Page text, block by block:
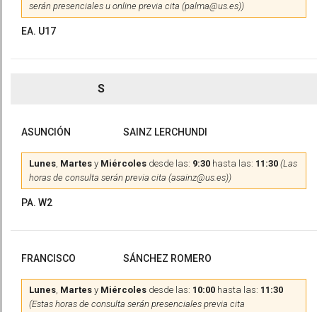
serán presenciales u online previa cita (palma@us.es))
EA. U17
S
ASUNCIÓN SAINZ LERCHUNDI
Lunes, Martes y Miércoles desde las: 9:30 hasta las: 11:30 (Las
horas de consulta serán previa cita (asainz@us.es))
PA. W2
FRANCISCO SÁNCHEZ ROMERO
Lunes, Martes y Miércoles desde las: 10:00 hasta las: 11:30
(Estas horas de consulta serán presenciales previa cita